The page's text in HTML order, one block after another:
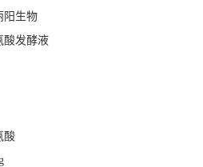
阳生物
酸发酵液
酸